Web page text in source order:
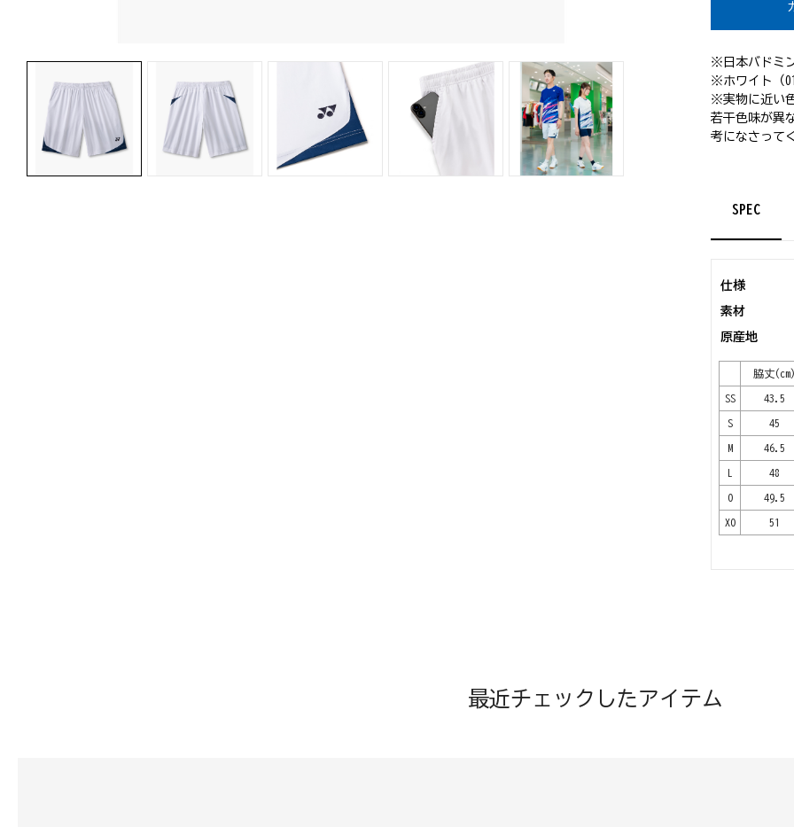
※日本バドミ
※ホワイト（
※実物に近い
若干色味が異
考になさって
SPEC
仕様
素材
原産地
脇丈
SS 43.5
S 45
M 46.5
L 48
O 49.5
XO 51
最近チェックしたアイテム